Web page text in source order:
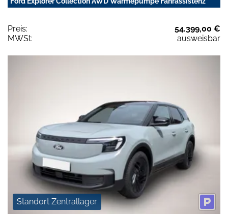
Preis:
54.399,00 €
MWSt:
ausweisbar
Standort Zentrallager